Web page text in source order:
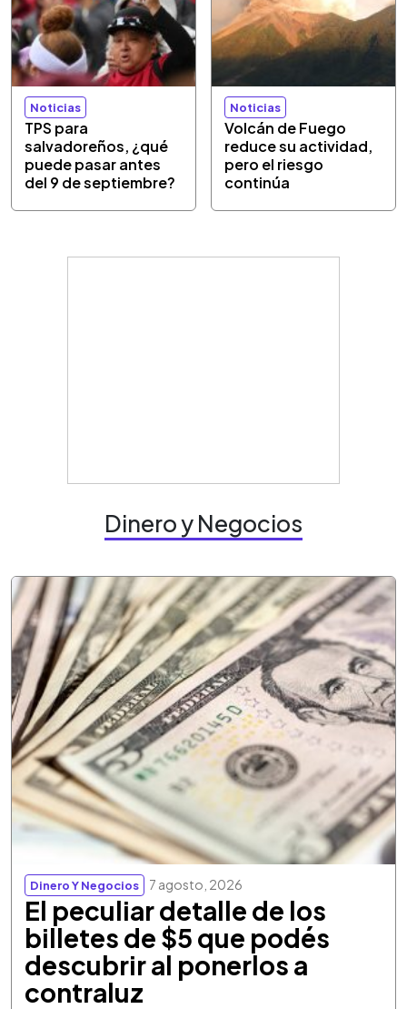
Noticias
TPS para
salvadoreños, ¿qué
puede pasar antes
del 9 de septiembre?
Noticias
Volcán de Fuego
reduce su actividad,
pero el riesgo
continúa
Dinero y Negocios
Dinero Y Negocios 7 agosto, 2026
El peculiar detalle de los
billetes de $5 que podés
descubrir al ponerlos a
contraluz